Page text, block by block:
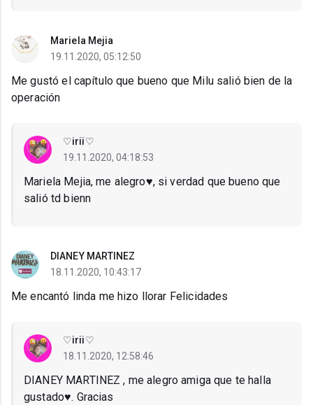
Mariela Mejia
19.11.2020, 05:12:50
Me gustó el capítulo que bueno que Milu salió bien de la
operación
♡irii♡
19.11.2020, 04:18:53
Mariela Mejia, me alegro♥, si verdad que bueno que
salió td bienn
DIANEY MARTINEZ
18.11.2020, 10:43:17
Me encantó linda me hizo llorar Felicidades
♡irii♡
18.11.2020, 12:58:46
DIANEY MARTINEZ , me alegro amiga que te halla
gustado♥. Gracias